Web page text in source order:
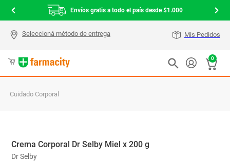
Envíos gratis a todo el país desde $1.000
Mis Pedidos
0
Cuidado Corporal
Crema Corporal Dr Selby Miel x 200 g
Dr Selby